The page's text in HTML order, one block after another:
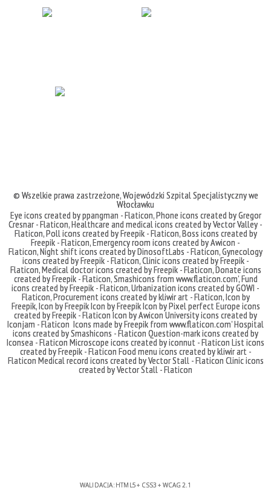
© Wszelkie prawa zastrzeżone,Wojewódzki Szpital Specjalistyczny we
Włocławku
Eye icons created by ppangman - Flaticon,Phone icons created by Gregor
Cresnar - Flaticon,Healthcare and medical icons created by Vector Valley -
Flaticon,Poll icons created by Freepik - Flaticon,Boss icons created by
Freepik - Flaticon,Emergency room icons created by Awicon -
Flaticon,Night shift icons created by DinosoftLabs - Flaticon,Gynecology
icons created by Freepik - Flaticon,Clinic icons created by Freepik -
Flaticon,Medical doctor icons created by Freepik - Flaticon,Donate icons
created by Freepik - Flaticon,Smashicons from www.flaticon.com',Fund
icons created by Freepik - Flaticon,Urbanization icons created by GOWI -
Flaticon,Procurement icons created by kliwir art - Flaticon,Icon by
Freepik,Icon by FreepikIcon by FreepikIcon by Pixel perfectEurope icons
created by Freepik - Flaticon Icon by Awicon University icons created by
Iconjam - Flaticon Icons made byFreepik from www.flaticon.com'Hospital
icons created by Smashicons - Flaticon Question-mark icons created by
Iconsea - Flaticon Microscope icons created by iconnut - Flaticon List icons
created by Freepik - Flaticon Food menu icons created by kliwir art -
Flaticon Medical record icons created by Vector Stall - Flaticon Clinic icons
created by Vector Stall - Flaticon
WALIDACJA: HTML5+ CSS3 + WCAG 2.1